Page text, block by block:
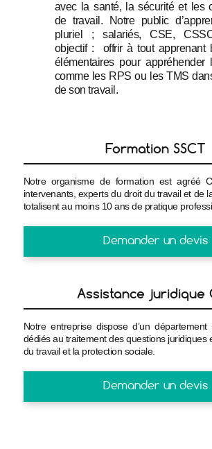
avec la santé, la sécurité et les
de travail. Notre public
pluriel ; salariés, CSE,
objectif :  offrir à tout apprenant
élémentaires pour appréhender
comme les RPS ou les TMS
de son travail.
Formation SSCT
Notre organisme de formation est agréé
intervenants, experts du droit du travail et de
totalisent au moins 10 ans de pratique
Demander un devis
Assistance juridique
Notre entreprise dispose d’un
dédiés au traitement des questions juridiques
du travail et la protection sociale.
Demander un devis